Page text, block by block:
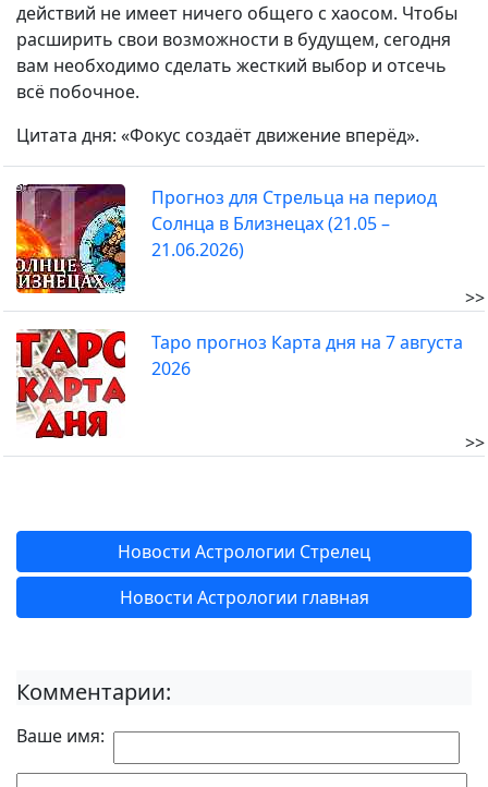
действий не имеет ничего общего с хаосом. Чтобы
расширить свои возможности в будущем, сегодня
вам необходимо сделать жесткий выбор и отсечь
всё побочное.
Цитата дня: «Фокус создаёт движение вперёд».
Прогноз для Стрельца на период
Солнца в Близнецах (21.05 –
21.06.2026)
>>
Таро прогноз Карта дня на 7 августа
2026
>>
Новости Астрологии Стрелец
Новости Астрологии главная
Комментарии:
Ваше имя: